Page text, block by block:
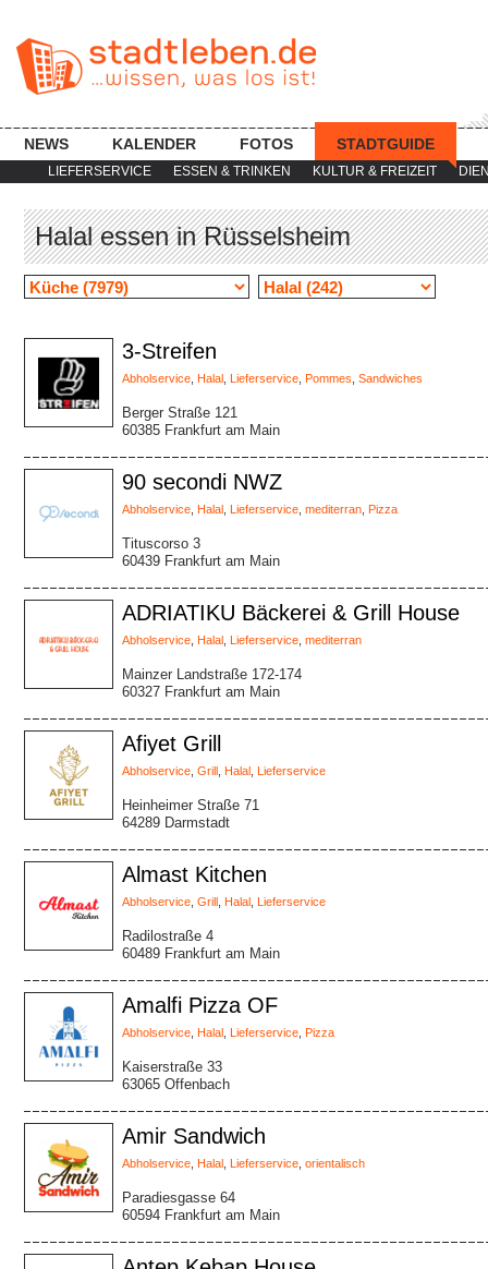
LIEFERSERVICE ESSEN & TRINKEN KULTUR & FREIZEIT
NEWS KALENDER FOTOS STADTGUIDE
Halal essen in Rüsselsheim
3-Streifen
Abholservice Halal Lieferservice Pommes Sandwiches
Berger Straße 121
60385 Frankfurt am Main
90 secondi NWZ
Abholservice Halal Lieferservice mediterran Pizza
Tituscorso 3
60439 Frankfurt am Main
ADRIATIKU Bäckerei & Grill House
Abholservice Halal Lieferservice mediterran
Mainzer Landstraße 172-174
60327 Frankfurt am Main
Afiyet Grill
Abholservice Grill Halal Lieferservice
Heinheimer Straße 71
64289 Darmstadt
Almast Kitchen
Abholservice Grill Halal Lieferservice
Radilostraße 4
60489 Frankfurt am Main
Amalfi Pizza OF
Abholservice Halal Lieferservice Pizza
Kaiserstraße 33
63065 Offenbach
Amir Sandwich
Abholservice Halal Lieferservice orientalisch
Paradiesgasse 64
60594 Frankfurt am Main